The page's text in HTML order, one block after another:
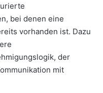
bei denen eine
vorhanden ist. Dazu
der
mit